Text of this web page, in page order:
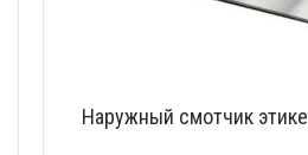
Наружный смотчик